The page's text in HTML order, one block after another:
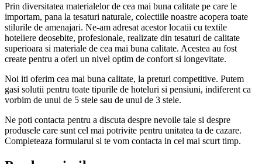
Prin diversitatea materialelor de cea mai buna calitate pe care le
importam, pana la tesaturi naturale, colectiile noastre acopera toate
stilurile de amenajari. Ne-am adresat acestor locatii cu textile
hoteliere deosebite, profesionale, realizate din tesaturi de calitate
superioara si materiale de cea mai buna calitate. Acestea au fost
create pentru a oferi un nivel optim de confort si longevitate.
Noi iti oferim cea mai buna calitate, la preturi competitive. Putem
gasi solutii pentru toate tipurile de hoteluri si pensiuni, indiferent ca
vorbim de unul de 5 stele sau de unul de 3 stele.
Ne poti contacta pentru a discuta despre nevoile tale si despre
produsele care sunt cel mai potrivite pentru unitatea ta de cazare.
Completeaza formularul si te vom contacta in cel mai scurt timp.